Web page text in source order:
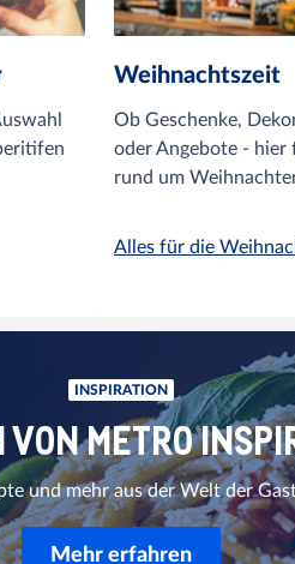
Weihnachtszeit
Ob Geschenke,
oder Angebote - hier
rund um
Alles für die
INSPIRATION
VON METRO
und mehr aus der Welt der
Mehr erfahren